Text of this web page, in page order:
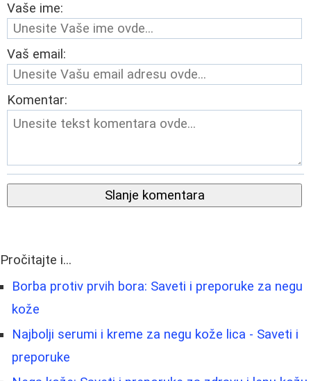
Vaše ime:
Vaš email:
Komentar:
Slanje komentara
Pročitajte i...
Borba protiv prvih bora: Saveti i preporuke za negu
kože
Najbolji serumi i kreme za negu kože lica - Saveti i
preporuke